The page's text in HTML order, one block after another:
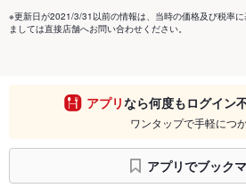
※更新日が2021/3/31以前の情報は、当時の価格及び税率
ましては直接店舗へお問い合わせください。
アプリなら何度もログイン
ワンタップで手軽につ
アプリでブック